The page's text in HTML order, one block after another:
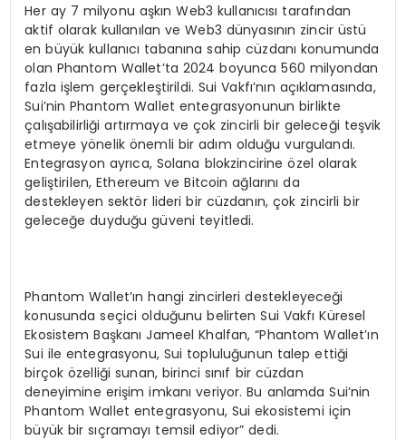
Her ay 7 milyonu aşkın Web3 kullanıcısı tarafından
aktif olarak kullanılan ve Web3 dünyasının zincir üstü
en büyük kullanıcı tabanına sahip cüzdanı konumunda
olan Phantom Wallet’ta 2024 boyunca 560 milyondan
fazla işlem gerçekleştirildi. Sui Vakfı’nın açıklamasında,
Sui’nin Phantom Wallet entegrasyonunun birlikte
çalışabilirliği artırmaya ve çok zincirli bir geleceği teşvik
etmeye yönelik önemli bir adım olduğu vurgulandı.
Entegrasyon ayrıca, Solana blokzincirine özel olarak
geliştirilen, Ethereum ve Bitcoin ağlarını da
destekleyen sektör lideri bir cüzdanın, çok zincirli bir
geleceğe duyduğu güveni teyitledi.
Phantom Wallet’ın hangi zincirleri destekleyeceği
konusunda seçici olduğunu belirten Sui Vakfı Küresel
Ekosistem Başkanı Jameel Khalfan, “Phantom Wallet’ın
Sui ile entegrasyonu, Sui topluluğunun talep ettiği
birçok özelliği sunan, birinci sınıf bir cüzdan
deneyimine erişim imkanı veriyor. Bu anlamda Sui’nin
Phantom Wallet entegrasyonu, Sui ekosistemi için
büyük bir sıçramayı temsil ediyor” dedi.